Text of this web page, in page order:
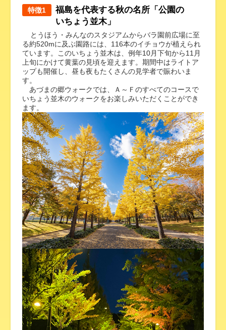
特徴1
福島を代表する秋の名所「公園の
いちょう並木」
とうほう・みんなのスタジアムからバラ園前広場に至
る約520mに及ぶ園路には、116本のイチョウが植えられ
ています。このいちょう並木は、例年10月下旬から11月
上旬にかけて黄葉の見頃を迎えます。期間中はライトア
ップも開催し、昼も夜もたくさんの見学者で賑わいま
す。
あづまの郷ウォークでは、Ａ～Ｆのすべてのコースで
いちょう並木のウォークをお楽しみいただくことができ
ます。